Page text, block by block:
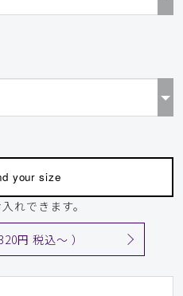
your size
れできます。
円 税込〜 ）